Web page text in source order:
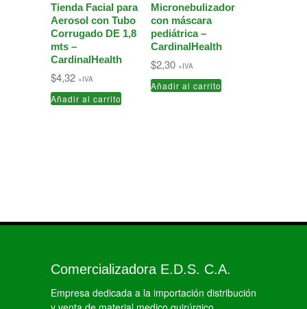
Tienda Facial para
Aerosol con Tubo
Corrugado DE 1,8
mts –
CardinalHealth
$4,32 +IVA
Añadir al carrito
Micronebulizador
con máscara
pediátrica –
CardinalHealth
$2,30 +IVA
Añadir al carrito
Comercializadora E.D.S. C.A.
Empresa dedicada a la importación distribución